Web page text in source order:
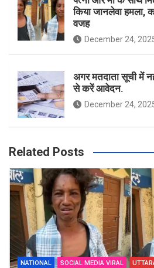
किया जानलेवा हमला,
वजह
December 24,
अगर मतदाता सूची में
से करें आवेदन.
December 24,
Related Posts
NATIONAL SOCIAL MEDIA VIRAL